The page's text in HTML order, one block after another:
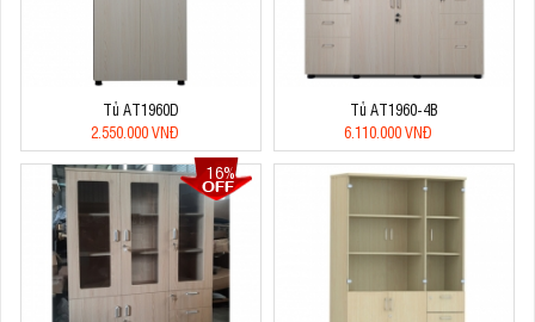
Tủ AT1960D
2.550.000 VNĐ
Tủ AT1960-4B
6.110.000 VNĐ
16%